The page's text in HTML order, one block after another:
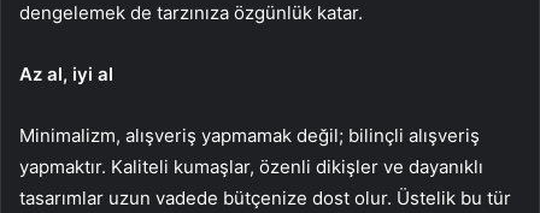
dengelemek de tarzınıza özgünlük katar.
Az al, iyi al
Minimalizm, alışveriş yapmamak değil; bilinçli alışveriş
yapmaktır. Kaliteli kumaşlar, özenli dikişler ve dayanıklı
tasarımlar uzun vadede bütçenize dost olur. Üstelik bu tür